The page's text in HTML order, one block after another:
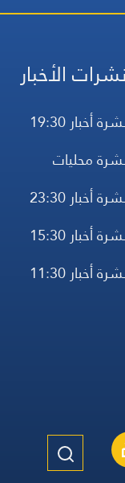
نشرات الأخبار
أخبار 19:30
محليات
أخبار 23:30
أخبار 15:30
أخبار 11:30